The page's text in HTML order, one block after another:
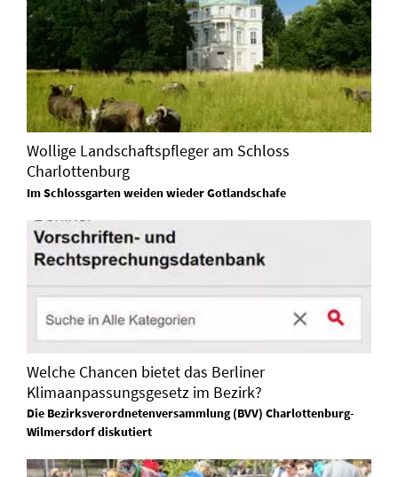
Wollige Landschaftspfleger am Schloss
Charlottenburg
Im Schlossgarten weiden wieder Gotlandschafe
Welche Chancen bietet das Berliner
Klimaanpassungsgesetz im Bezirk?
Die Bezirksverordnetenversammlung (BVV) Charlottenburg-
Wilmersdorf diskutiert